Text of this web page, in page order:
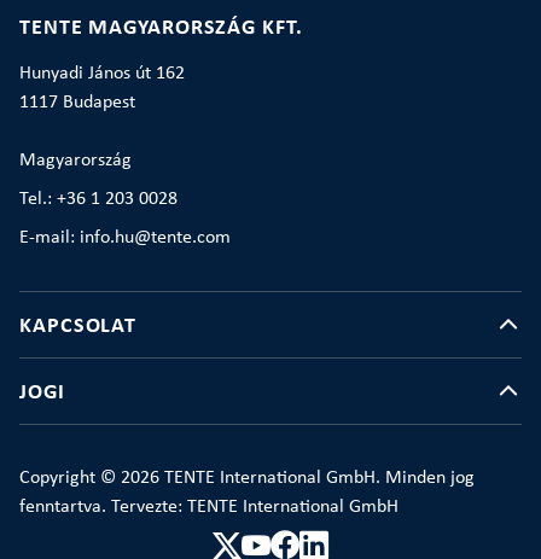
TENTE MAGYARORSZÁG KFT.
Hunyadi János út 162
1117 Budapest
Magyarország
Tel.: +36 1 203 0028
E-mail: info.hu@tente.com
KAPCSOLAT
JOGI
Copyright © 2026 TENTE International GmbH. Minden jog
fenntartva. Tervezte: TENTE International GmbH